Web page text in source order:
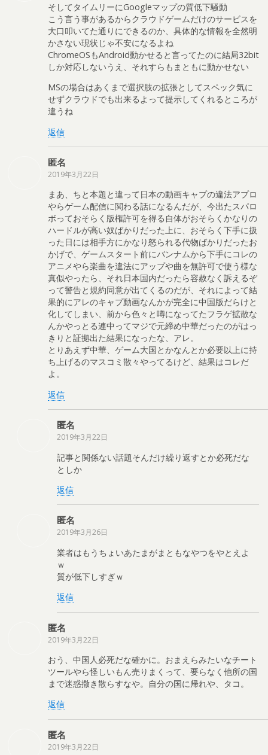
そしてタイムリーにGoogleマップの質低下騒動
こう言う事があるからクラウドゲームだけのサービスを
大口叩いてた通りにできるのか、具体的な情報を全然明
かさない現状じゃ不安になるよね
ChromeOSもAndroid動かせると言ってたのに結局32bit
しか対応しないうえ、それすらもまともに動かせない
MSの場合はあくまで選択肢の拡張としてスペック気に
せずクラウドでも出来るよって提示してくれるところが
違うね
返信
匿名
2019年3月22日
まあ、ちと本題と違って日本の動画キャプの違法アプロ
やらゲーム配信に関わる話になるんだが、今出たスパロ
ボっておそらく版権許可を得る自体がおそらくかなりの
ハードルが高い奴ばかりだった上に、おそらく下手に扱
った日には相手方にかなり怒られる代物ばかりだったお
かげで、ゲームスタート前にバンナムから下手にコレの
アニメやら楽曲を違法にアップや曲を無許可で使う様な
真似やったら、それ日本国内だったら容赦なく訴えるぞ
って警告と規約同意が出てくるのだが、それによって結
果的にアレのキャプ動画なんかが完全に中国版だらけと
化してしまい、前から色々と噂になってたフラゲ拡散な
んかやっとる連中ってマジで元締め中華だったのがはっ
きりと証拠出た結果になったな、アレ。
とりあえず中華、ゲーム大国とかなんとか必要以上に持
ち上げるのマスコミ散々やってるけど、結果はコレだ
よ。
返信
匿名
2019年3月22日
記事と関係ない話題そんだけ繰り返すとか必死だな
としか
返信
匿名
2019年3月26日
業者はもうちょいあたまがまともなやつをやとえよ
ｗ
質が低下しすぎｗ
返信
匿名
2019年3月22日
おう、中国人必死だな確かに。おまえらみたいなチート
ツールやら怪しいもん売りまくって、要らなく他所の国
まで迷惑撒き散らすなや。自分の国に帰れや、タコ。
返信
匿名
2019年3月22日